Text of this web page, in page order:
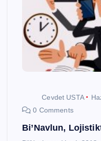
Cevdet USTA
0 Comments
Bi’Navlun,